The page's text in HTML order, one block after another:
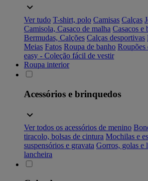
Ver tudo T-shirt, polo Camisas Calças
Camisola, Casaco de malha Casacos e
Bermudas, Calções Calças desportivas
Meias Fatos Roupa de banho Roupões
easy - Coleção fácil de vestir
Roupa interior
Acessórios e brinquedos
Ver todos os acessórios de menino
tiracolo, bolsas de cintura Mochilas e
suspensórios e gravata Gorros, golas e
lancheira